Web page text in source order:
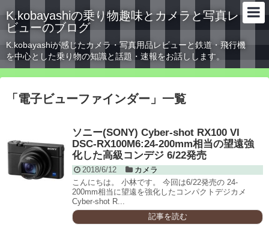
K.kobayashiの乗り物趣味とカメラと写真レ
ビューのブログ
K.kobayashiが感じたカメラ・写真用品レビューと鉄道・飛行機
を中心とした乗り物の知識と話題・速報をお話しします。
「 電子ビューファインダー 」 一覧
ソニー(SONY) Cyber-shot RX100 VI
DSC-RX100M6:24-200mm相当の望遠強
化した高級コンデジ 6/22発売
2018/6/12
カメラ
こんにちは。 小林です。 今回は6/22発売の 24-
200mm相当に望遠を強化したコンパクトデジカメ
Cyber-shot R...
記事を読む